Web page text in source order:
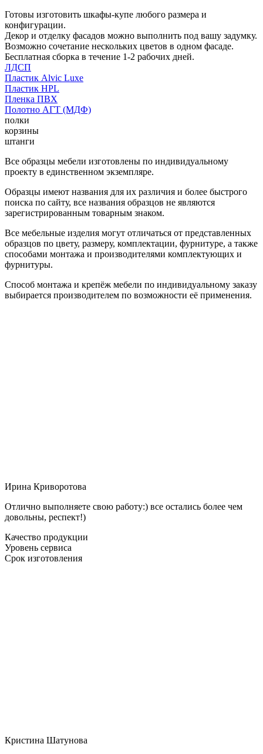
Готовы изготовить шкафы-купе любого размера и
конфигурации.
Декор и отделку фасадов можно выполнить под вашу задумку.
Возможно сочетание нескольких цветов в одном фасаде.
Бесплатная сборка в течение 1-2 рабочих дней.
ЛДСП
Пластик Alvic Luxe
Пластик HPL
Пленка ПВХ
Полотно АГТ (МДФ)
полки
корзины
штанги
Все образцы мебели изготовлены по индивидуальному
проекту в единственном экземпляре.
Образцы имеют названия для их различия и более быстрого
поиска по сайту, все названия образцов не являются
зарегистрированным товарным знаком.
Все мебельные изделия могут отличаться от представленных
образцов по цвету, размеру, комплектации, фурнитуре, а также
способами монтажа и производителями комплектующих и
фурнитуры.
Способ монтажа и крепёж мебели по индивидуальному заказу
выбирается производителем по возможности её применения.
Ирина Криворотова
Отлично выполняете свою работу:) все остались более чем
довольны, респект!)
Качество продукции
Уровень сервиса
Срок изготовления
Кристина Шатунова